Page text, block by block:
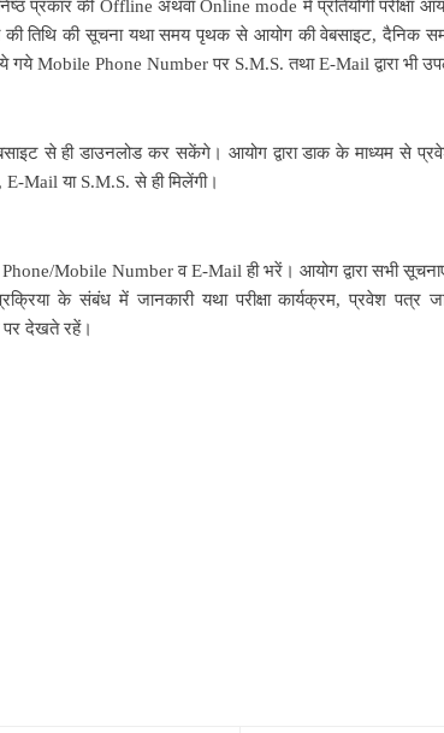
प्रकार की Offline अथवा Online mode में प्रतियोगी परीक्षा
की तिथि की सूचना यथा समय पृथक से आयोग की वेबसाइट, दैनिक
Mobile Phone Number पर S.M.S. तथा E-Mail द्वारा भी
से ही डाउनलोड कर सकेंगे। आयोग द्वारा डाक के माध्यम से
E-Mail या S.M.S. से ही मिलेंगी।
Mobile Number व E-Mail ही भरें। आयोग द्वारा सभी
के संबंध में जानकारी यथा परीक्षा कार्यक्रम, प्रवेश पत्र
देखते रहें।